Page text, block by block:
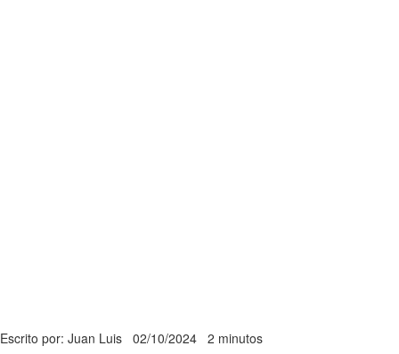
Escrito por: Juan Luis 02/10/2024 2 minutos